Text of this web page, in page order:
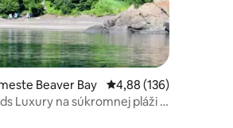
z 5, počet hodnotení: 178
Beaver Bay Priemerné
4,88 (136)
Luxury na súkromnej pláži s